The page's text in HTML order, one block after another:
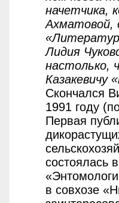
начетчика,
Ахматовой,
Лидия
настолько,
Казакевичу
Скончался
1991 году
Первая
состоялась
в совхозе